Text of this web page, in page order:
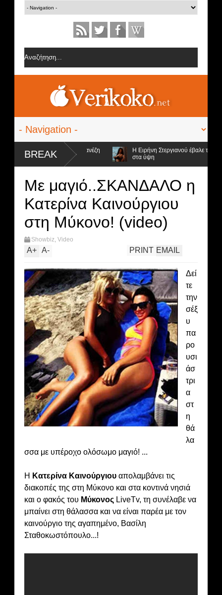
BREAK
την ομάδα της Σοφίας Δανέζη
Η Ειρήνη Στεργιανού έβαλε τα...
στα ύψη
Με μαγιό..ΣΚΑΝΔΑΛΟ η
Κατερίνα Καινούργιου
στη Μύκονο! (video)
Showbiz, Video
A+ A- EMAIL
PRINT
Δεί
τε
την
σέξ
υ
πα
ρο
υσι
άσ
τρι
α
στ
η
θά
λα
σσα με υπέροχο ολόσωμο μαγιό! ...
Η Κατερίνα Καινούργιου απολαμβάνει τις
διακοπές της στη Μύκονο και στα κοντινά νησιά
και ο φακός του Μύκονος LiveTv, τη συνέλαβε να
μπαίνει στη θάλασσα και να είναι παρέα με τον
καινούργιο της αγαπημένο, Βασίλη
Σταθοκωστόπουλο...!